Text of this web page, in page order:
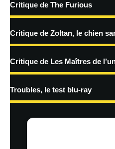
traitées
Critique de The Furious
Critique de Zoltan, le chien
Critique de Les Maîtres de
Troubles, le test blu-ray